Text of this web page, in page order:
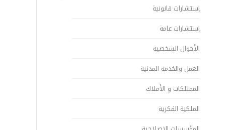
إستشارات قانونية
إستشارات عامة
الأحوال الشخصية
العمل والخدمة المدنية
الممتلكات و الأملاك
الملكية الفكرية